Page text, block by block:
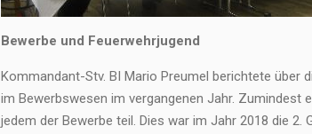
Bewerbe und Feuerwehrjugend
Kommandant-Stv. BI Mario Preumel berichtete über
im Bewerbswesen im vergangenen Jahr. Zumindest
jedem der Bewerbe teil. Dies war im Jahr 2018 die 2.